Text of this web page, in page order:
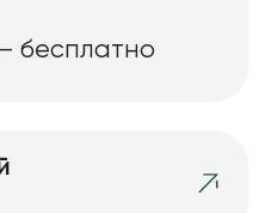
бесплатно